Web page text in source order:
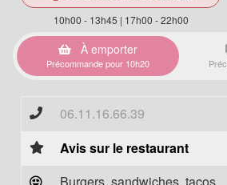
10h00 - 13h45 | 17h00 - 22h00
À emporter
Précommande pour 10h20
06.11.16.66.39
Avis sur le restaurant